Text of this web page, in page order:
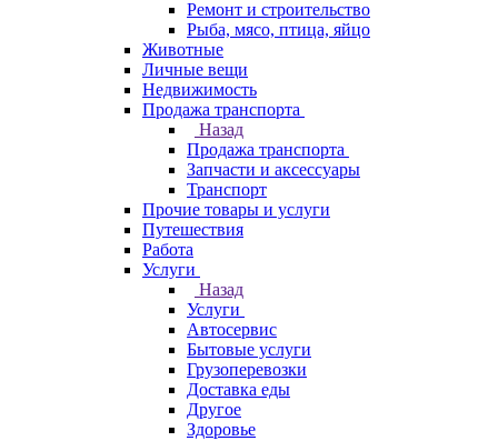
Ремонт и строительство
Рыба, мясо, птица, яйцо
Животные
Личные вещи
Недвижимость
Продажа транспорта
Назад
Продажа транспорта
Запчасти и аксессуары
Транспорт
Прочие товары и услуги
Путешествия
Работа
Услуги
Назад
Услуги
Автосервис
Бытовые услуги
Грузоперевозки
Доставка еды
Другое
Здоровье